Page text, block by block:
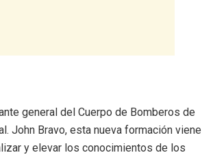
general del Cuerpo de Bomberos de
John Bravo, esta nueva formación viene
y elevar los conocimientos de los